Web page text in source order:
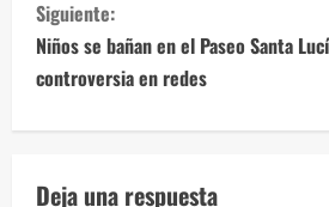
u
e
l
e
Siguiente:
Niños se bañan en el Paseo Santa
controversia en redes
Deja una respuesta